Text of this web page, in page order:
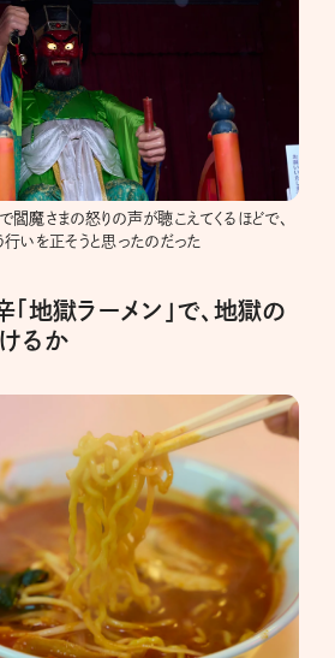
魔さまの怒りの声が聴こえてくるほどで、
いを正そうと思ったのだった
地獄ラーメン」で、地獄の
るか